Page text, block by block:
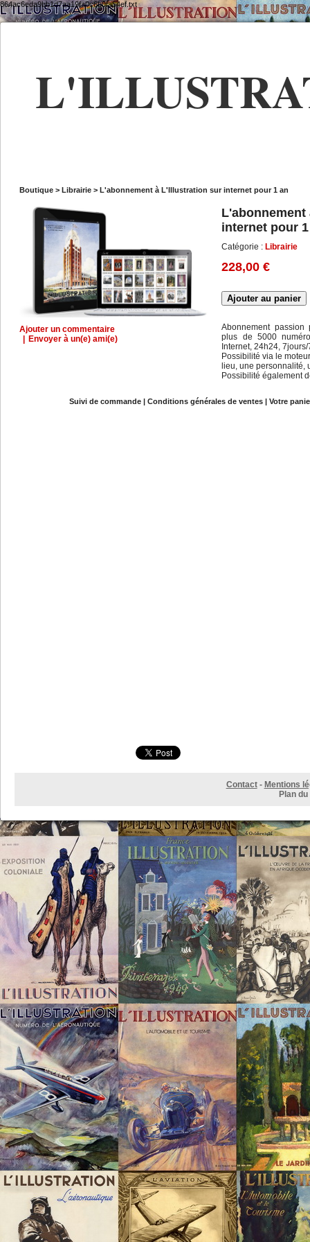
864ac6eda9bb1d7aa19fa0c6b0fa54ef.txt
Boutique >Librairie >L'abonnement à L'Illustration sur internet pour 1 an
Ajouter un commentaire
Envoyer à un(e) ami(e)
internet pour
Catégorie : Librairie
228,00 €
Abonnement passion
plus de 5000
Internet, 24h24,
Possibilité via le
lieu, une personnalité,
Possibilité également
Suivi de commande |Conditions générales de ventes |Votre
Contact- Mentions
Plan